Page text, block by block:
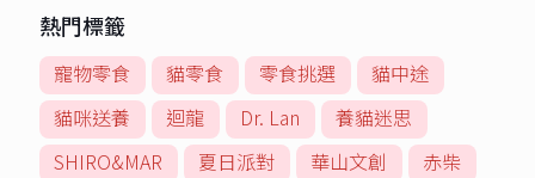
熱門標籤
寵物零食 貓零食 零食挑選
貓中途
貓咪送養
迴龍 Dr. Lan
養貓迷思
SHIRO&MAR
夏日派對 華山文創
赤柴